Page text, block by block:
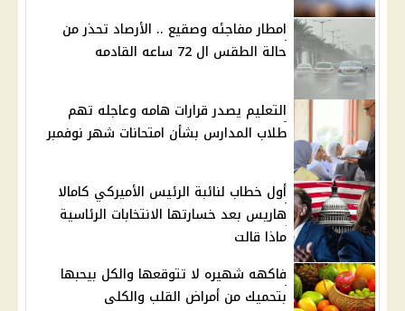
امطار مفاجئه وصقيع .. الأرصاد تحذر من
حالة الطقس ال 72 ساعه القادمه
التعليم يصدر قرارات هامه وعاجله تهم
طلاب المدارس بشأن امتحانات شهر نوفمبر
أول خطاب لنائبة الرئيس الأميركي كامالا
هاريس بعد خسارتها الانتخابات الرئاسية
ماذا قالت
فاكهه شهيره لا تتوقعها والكل بيحبها
بتحميك من أمراض القلب والكلى